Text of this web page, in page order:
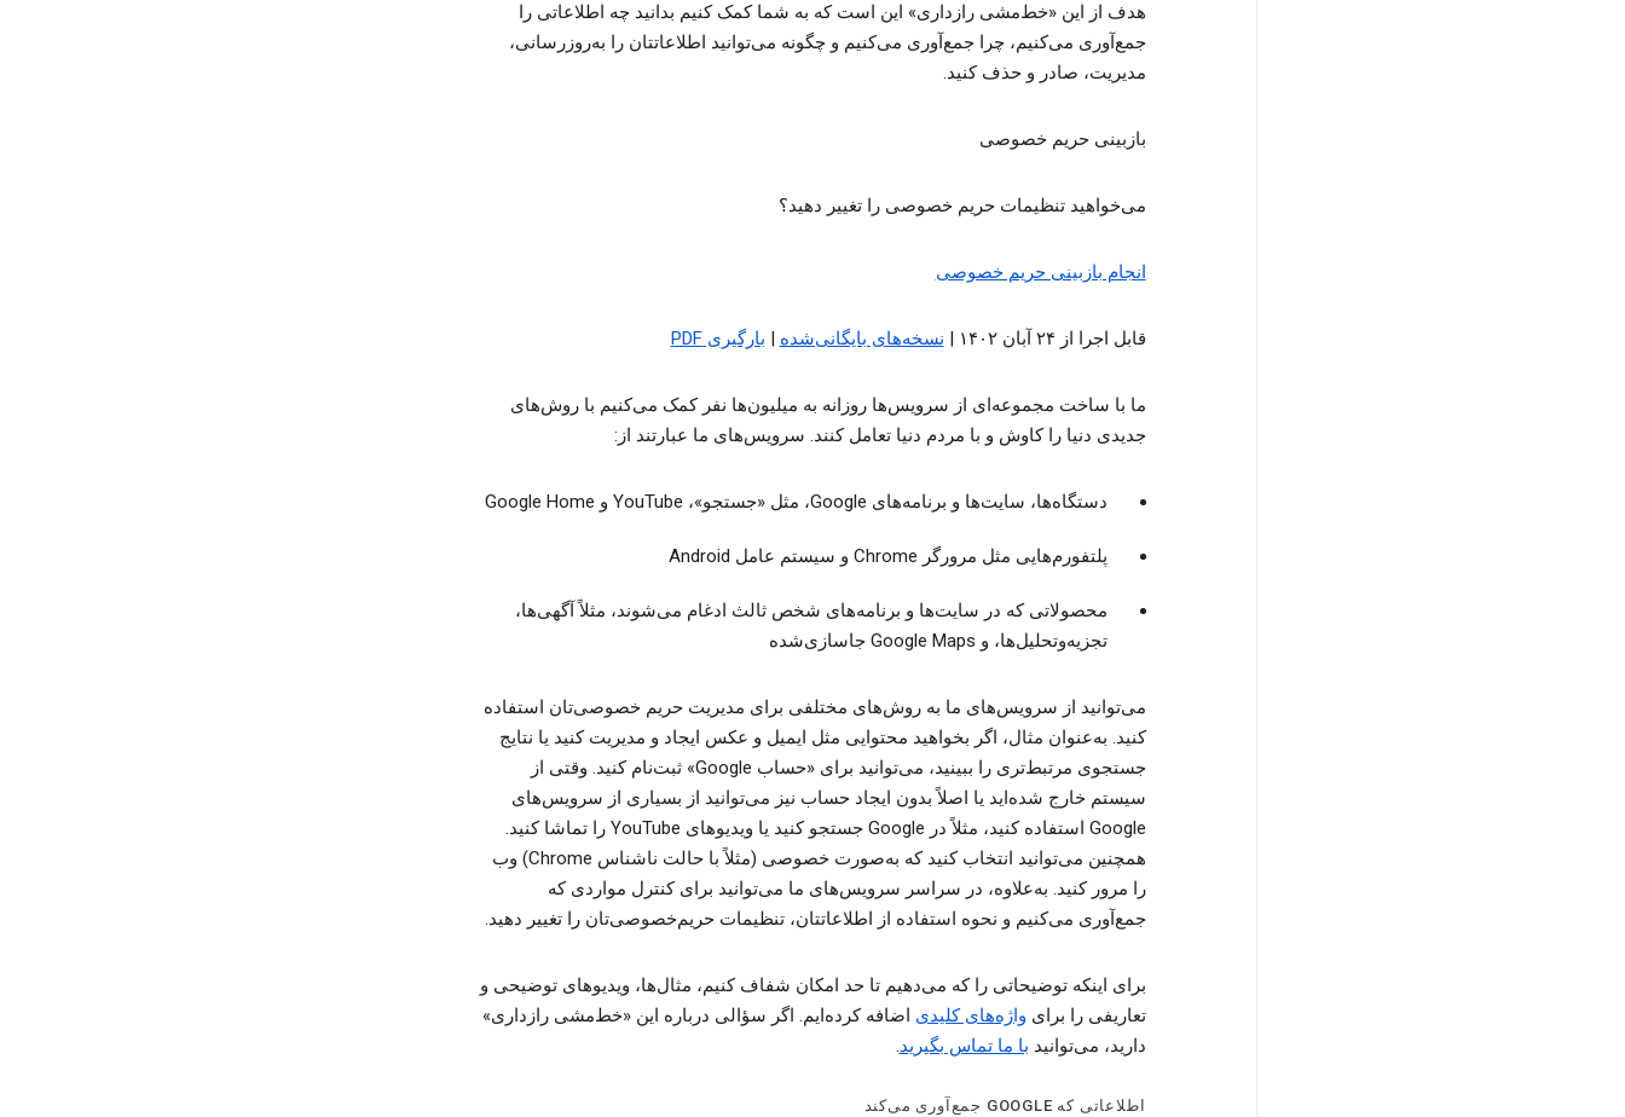
هدف از این «خط‌مشی رازداری» این است که به شما کمک کنیم بدانید چه اطلاعاتی را
جمع‌آوری می‌کنیم، چرا جمع‌آوری می‌کنیم و چگونه می‌توانید اطلاعاتتان را به‌روزرسانی،
مدیریت، صادر و حذف کنید.
بازبینی حریم خصوصی
می‌خواهید تنظیمات حریم خصوصی را تغییر دهید؟
انجام بازبینی حریم خصوصی
قابل اجرا از ۲۴ آبان ۱۴۰۲ | نسخه‌های بایگانی‌شده | بارگیری PDF
ما با ساخت مجموعه‌ای از سرویس‌ها روزانه به میلیون‌ها نفر کمک می‌کنیم با روش‌های
جدیدی دنیا را کاوش و با مردم دنیا تعامل کنند. سرویس‌های ما عبارتند از:
دستگاه‌ها، سایت‌ها و برنامه‌های Google، مثل «جستجو»، YouTube و Google Home
پلتفورم‌هایی مثل مرورگر Chrome و سیستم عامل Android
محصولاتی که در سایت‌ها و برنامه‌های شخص ثالث ادغام می‌شوند، مثلاً آگهی‌ها،
تجزیه‌وتحلیل‌ها، و Google Maps جاسازی‌شده
می‌توانید از سرویس‌های ما به روش‌های مختلفی برای مدیریت حریم خصوصی‌تان استفاده
کنید. به‌عنوان مثال، اگر بخواهید محتوایی مثل ایمیل و عکس ایجاد و مدیریت کنید یا نتایج
جستجوی مرتبط‌تری را ببینید، می‌توانید برای «حساب Google» ثبت‌نام کنید. وقتی از
سیستم خارج شده‌اید یا اصلاً بدون ایجاد حساب نیز می‌توانید از بسیاری از سرویس‌های
Google استفاده کنید، مثلاً در Google جستجو کنید یا ویدیوهای YouTube را تماشا کنید.
همچنین می‌توانید انتخاب کنید که به‌صورت خصوصی (مثلاً با حالت ناشناس Chrome) وب
را مرور کنید. به‌علاوه، در سراسر سرویس‌های ما می‌توانید برای کنترل مواردی که
جمع‌آوری می‌کنیم و نحوه استفاده از اطلاعاتتان، تنظیمات حریم‌خصوصی‌تان را تغییر دهید.
برای اینکه توضیحاتی را که می‌دهیم تا حد امکان شفاف ‌کنیم، مثال‌ها، ویدیوهای توضیحی و
تعاریفی را برای واژه‌های کلیدی اضافه کرده‌ایم. اگر سؤالی درباره این «خط‌مشی رازداری»
دارید، می‌توانید با ما تماس بگیرید.
اطلاعاتی که GOOGLE جمع‌آوری می‌کند